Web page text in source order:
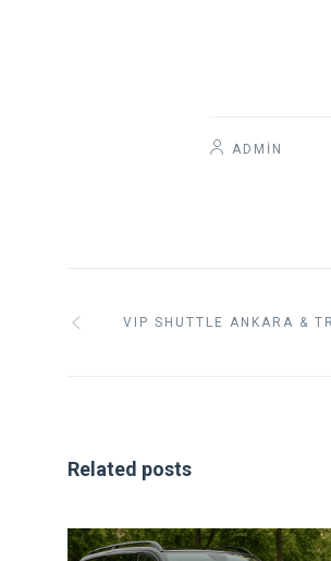
ADMIN
VIP SHUTTLE ANKARA &
Related posts